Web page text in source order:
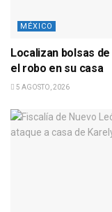
MÉXICO
Localizan bolsas
el robo en su casa
5 AGOSTO, 2026